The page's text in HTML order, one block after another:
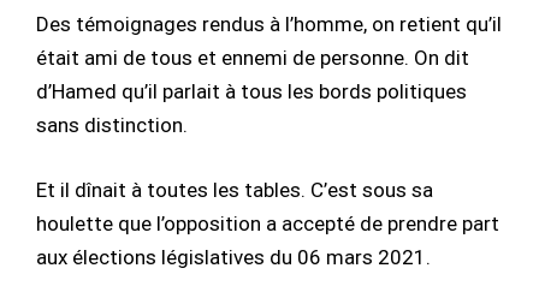
Des témoignages rendus à l’homme, on retient qu’il
était ami de tous et ennemi de personne. On dit
d’Hamed qu’il parlait à tous les bords politiques
sans distinction.
Et il dînait à toutes les tables. C’est sous sa
houlette que l’opposition a accepté de prendre part
aux élections législatives du 06 mars 2021.